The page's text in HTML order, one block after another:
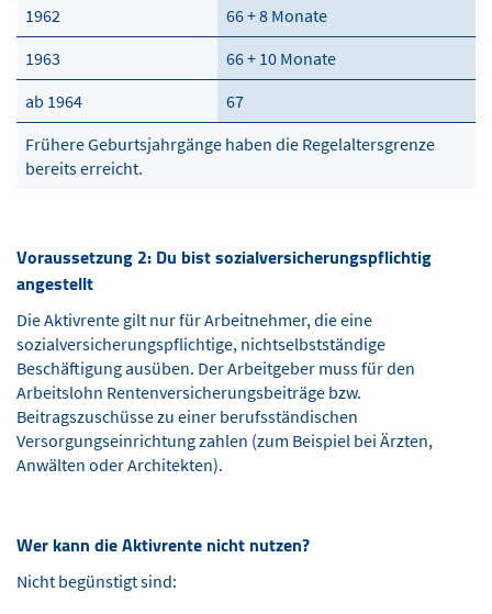
1962
66 + 8 Monate
1963
66 + 10 Monate
ab 1964
67
Frühere Geburtsjahrgänge haben die Regelaltersgrenze
bereits erreicht.
Voraussetzung 2: Du bist sozialversicherungspflichtig
angestellt
Die Aktivrente gilt nur für Arbeitnehmer, die eine
sozialversicherungspflichtige, nichtselbstständige
Beschäftigung ausüben. Der Arbeitgeber muss für den
Arbeitslohn Rentenversicherungsbeiträge bzw.
Beitragszuschüsse zu einer berufsständischen
Versorgungseinrichtung zahlen (zum Beispiel bei Ärzten,
Anwälten oder Architekten).
Wer kann die Aktivrente nicht nutzen?
Nicht begünstigt sind: